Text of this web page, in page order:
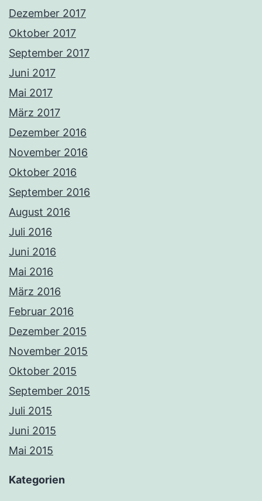
Dezember 2017
Oktober 2017
September 2017
Juni 2017
Mai 2017
März 2017
Dezember 2016
November 2016
Oktober 2016
September 2016
August 2016
Juli 2016
Juni 2016
Mai 2016
März 2016
Februar 2016
Dezember 2015
November 2015
Oktober 2015
September 2015
Juli 2015
Juni 2015
Mai 2015
Kategorien